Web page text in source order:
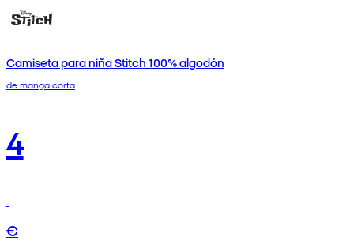
Camiseta para niña Stitch 100% algodón
de manga corta
4
€